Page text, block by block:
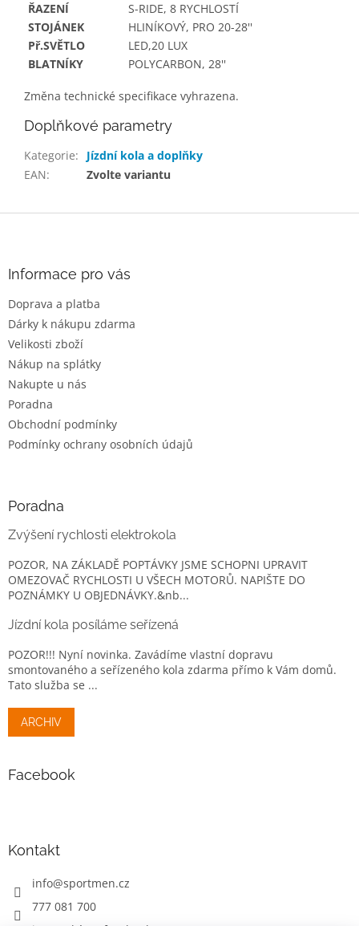
ŘAZENÍ
S-RIDE, 8 RYCHLOSTÍ
STOJÁNEK
HLINÍKOVÝ, PRO 20-28''
Př.SVĚTLO
LED,20 LUX
BLATNÍKY
POLYCARBON, 28''
Změna technické specifikace vyhrazena.
Doplňkové parametry
Kategorie:
Jízdní kola a doplňky
EAN: Zvolte variantu
Informace pro vás
Doprava a platba
Dárky k nákupu zdarma
Velikosti zboží
Nákup na splátky
Nakupte u nás
Poradna
Obchodní podmínky
Podmínky ochrany osobních údajů
Poradna
Zvýšení rychlosti elektrokola
POZOR, NA ZÁKLADĚ POPTÁVKY JSME SCHOPNI UPRAVIT
OMEZOVAČ RYCHLOSTI U VŠECH MOTORŮ. NAPIŠTE DO
POZNÁMKY U OBJEDNÁVKY.&nb...
Jízdní kola posíláme seřízená
POZOR!!! Nyní novinka. Zavádíme vlastní dopravu
smontovaného a seřízeného kola zdarma přímo k Vám domů.
Tato služba se ...
ARCHIV
Facebook
Kontakt
info@sportmen.cz
777 081 700